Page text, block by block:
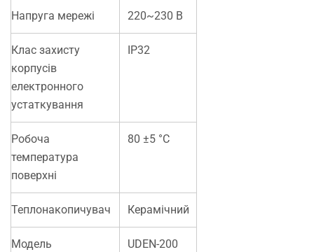
Напруга мережі 220~230 В
Клас захисту
корпусів
електронного
устаткування
IP32
Робоча
температура
поверхні
80 ±5 °С
Теплонакопичувач Керамічний
Модель UDEN-200